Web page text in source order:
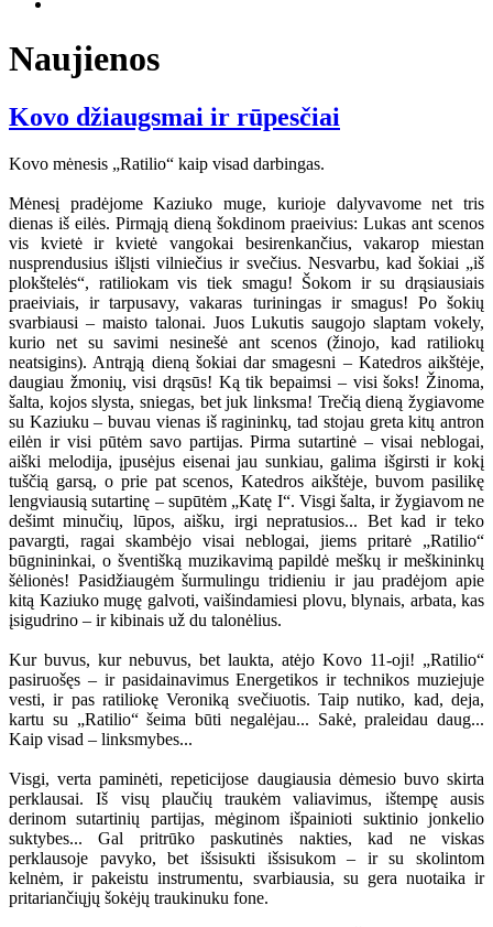
Naujienos
Kovo džiaugsmai ir rūpesčiai
Kovo mėnesis „Ratilio“ kaip visad darbingas.
Mėnesį pradėjome Kaziuko muge, kurioje dalyvavome net tris
dienas iš eilės. Pirmąją dieną šokdinom praeivius: Lukas ant scenos
vis kvietė ir kvietė vangokai besirenkančius, vakarop miestan
nusprendusius išlįsti vilniečius ir svečius. Nesvarbu, kad šokiai „iš
plokštelės“, ratiliokam vis tiek smagu! Šokom ir su drąsiausiais
praeiviais, ir tarpusavy, vakaras turiningas ir smagus! Po šokių
svarbiausi – maisto talonai. Juos Lukutis saugojo slaptam vokely,
kurio net su savimi nesinešė ant scenos (žinojo, kad ratiliokų
neatsigins). Antrąją dieną šokiai dar smagesni – Katedros aikštėje,
daugiau žmonių, visi drąsūs! Ką tik bepaimsi – visi šoks! Žinoma,
šalta, kojos slysta, sniegas, bet juk linksma! Trečią dieną žygiavome
su Kaziuku – buvau vienas iš ragininkų, tad stojau greta kitų antron
eilėn ir visi pūtėm savo partijas. Pirma sutartinė – visai neblogai,
aiški melodija, įpusėjus eisenai jau sunkiau, galima išgirsti ir kokį
tuščią garsą, o prie pat scenos, Katedros aikštėje, buvom pasilikę
lengviausią sutartinę – supūtėm „Katę I“. Visgi šalta, ir žygiavom ne
dešimt minučių, lūpos, aišku, irgi nepratusios... Bet kad ir teko
pavargti, ragai skambėjo visai neblogai, jiems pritarė „Ratilio“
būgnininkai, o šventišką muzikavimą papildė meškų ir meškininkų
šėlionės! Pasidžiaugėm šurmulingu tridieniu ir jau pradėjom apie
kitą Kaziuko mugę galvoti, vaišindamiesi plovu, blynais, arbata, kas
įsigudrino – ir kibinais už du talonėlius.
Kur buvus, kur nebuvus, bet laukta, atėjo Kovo 11-oji! „Ratilio“
pasiruošęs – ir pasidainavimus Energetikos ir technikos muziejuje
vesti, ir pas ratiliokę Veroniką svečiuotis. Taip nutiko, kad, deja,
kartu su „Ratilio“ šeima būti negalėjau... Sakė, praleidau daug...
Kaip visad – linksmybes...
Visgi, verta paminėti, repeticijose daugiausia dėmesio buvo skirta
perklausai. Iš visų plaučių traukėm valiavimus, ištempę ausis
derinom sutartinių partijas, mėginom išpainioti suktinio jonkelio
suktybes... Gal pritrūko paskutinės nakties, kad ne viskas
perklausoje pavyko, bet išsisukti išsisukom – ir su skolintom
kelnėm, ir pakeistu instrumentu, svarbiausia, su gera nuotaika ir
pritariančiųjų šokėjų traukinuku fone.